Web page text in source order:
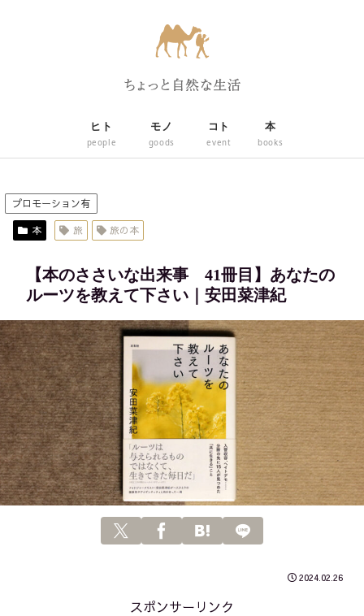
ヒト
people
モノ
goods
コト
event
本
books
プロモーション有
本 旅 旅の本
【本のささいな出来事 41冊目】あなたの
ルーツを教えて下さい｜安田菜津紀
2024.02.26
スポンサーリンク